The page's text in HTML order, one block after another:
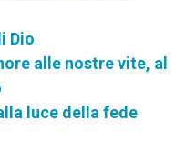
Dio
alle nostre vite, al
luce della fede